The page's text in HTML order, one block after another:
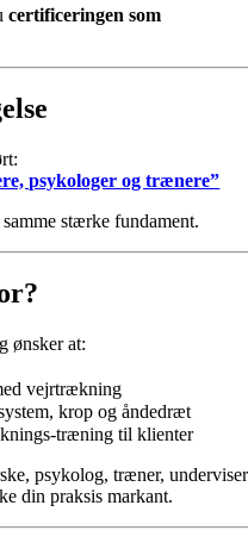
certificeringen som
psykologer og trænere”
stærke fundament.
ønsker at:
vejrtrækning
krop og åndedræt
træning til klienter
psykolog, træner, underviser
din praksis markant.